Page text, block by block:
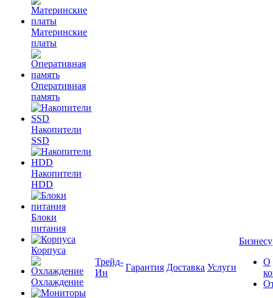
Материнские
платы
Оперативная
память
Накопители
SSD
Накопители
HDD
Блоки
питания
Корпуса
Охлаждение
Трейд-
Ин
Гарантия Доставка Услуги
Бизнесу
О